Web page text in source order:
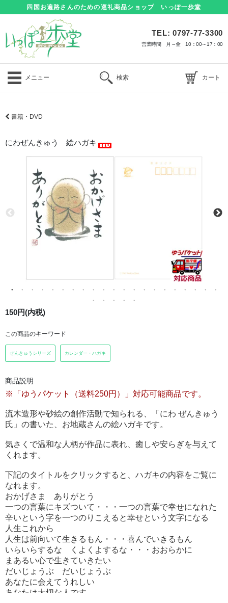
四国お遍路さんのための巡礼商品ショップ いっぽ一歩堂
TEL: 0797-77-3300
営業時間 月～金 10：00～17：00
メニュー 検索 カート
書籍・DVD
にわぜんきゅう 絵ハガキ
150円(内税)
この商品のキーワード
ぜんきゅうシリーズ カレンダー・ハガキ
商品説明
※「ゆうパケット（送料250円）」対応可能商品です。
流木造形や砂絵の創作活動で知られる、「にわ ぜんきゅう
氏」の書いた、お地蔵さんの絵ハガキです。
気さくで温和な人柄が作品に表れ、癒しや安らぎを与えて
くれます。
下記のタイトルをクリックすると、ハガキの内容をご覧に
なれます。
おかげさま ありがとう
一つの言葉にキズついて・・・一つの言葉で幸せになれた
辛いという字を一つのりこえると幸せという文字になる
人生これから
人生は前向いて生きるもん・・・喜んでいきるもん
いらいらするな くよくよするな・・・おおらかに
まあるい心で生きていきたい
だいじょうぶ だいじょうぶ
あなたに会えてうれしい
あなたは大切な人です